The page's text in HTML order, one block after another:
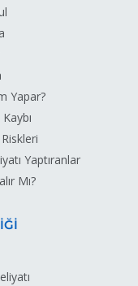
Yapar?
Yaptıranlar
Mı?